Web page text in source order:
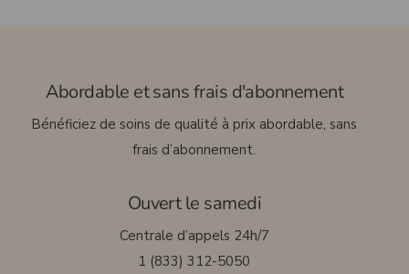
Abordable et sans frais d'abonnement
Bénéficiez de soins de qualité à prix abordable, sans
frais d’abonnement.
Ouvert le samedi
Centrale d’appels 24h/7
1 (833) 312-5050